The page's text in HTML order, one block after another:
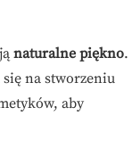
naturalne piękno.
na stworzeniu
aby